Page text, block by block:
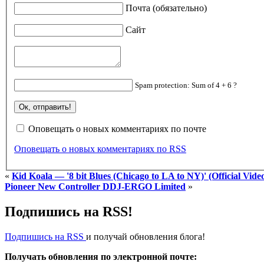
Почта (обязательно)
Сайт
Spam protection: Sum of 4 + 6 ?
Оповещать о новых комментариях по почте
Оповещать о новых комментариях по RSS
« Kid Koala — '8 bit Blues (Chicago to LA to NY)' (Official
Pioneer New Controller DDJ-ERGO Limited »
Подпишись на RSS!
Подпишись на RSS и получай обновления блога!
Получать обновления по электронной почте: